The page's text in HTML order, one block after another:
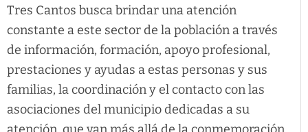
Tres Cantos busca brindar una atención
constante a este sector de la población a través
de información, formación, apoyo profesional,
prestaciones y ayudas a estas personas y sus
familias, la coordinación y el contacto con las
asociaciones del municipio dedicadas a su